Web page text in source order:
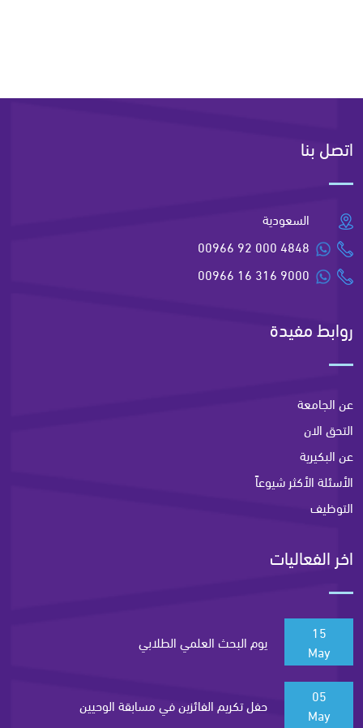
اتصل بنا
السعودية
00966 92 000 4848
00966 16 316 9000
روابط مفيدة
عن الجامعة
التحق الان
عن البكيرية
الأسئلة الأكثر شيوعاً
التوظيف
اخر الفعاليات
15
May
يوم البحث العلمي الطلابي
05
May
حفل تكريم الفائزين في مسابقة الوحيين